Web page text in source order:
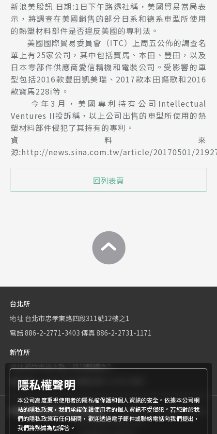
新浪美股訊 日期:1日下午路透社稱，美國貿易當局表
示，將調查在美國銷售的部分日系和德系車型所使用
的熱塑材料部件是否違反美國的專利法。
美國國際貿易委員會（ITC）上周五公佈的調查名
單上有25家公司，其中包括寶馬、本田、豐田，以及
日本零部件供應商愛信精機和電裝公司。受影響的車
型包括2016款豐田凱美瑞、2017款本田謳歌和2016
款寶馬228i等。
今年3月，美國專利持有公司Intellectual
Ventures II投訴稱，以上公司出售的車型所使用的熱
塑材料部件侵犯了其持有的專利。
資料來
源:http://news.sina.com.tw/article/20170501/
回列表頁
台北所
地址 台北市忠孝東路四段311號12樓之1
電話886-2-2771-3403 傳真 886-2-2731-1171
新竹所
地址新竹市東大路二段1號6樓之2
電話886-3-534-9161
商標權屬世界專利有限公司所有© World Patent Limited Company
Inc All Rights Reserved.
隱私權聲明
本公司高度重視使用者的隱私權保護和個人資訊的安全。依據本公司網
站的隱私政策，我們承諾保護使用者的個人資訊不受侵犯。若您對於我
們的隱私政策有任何疑問，歡迎透過電子郵件或聯絡電話向我們提出，
我們將熱誠為您解答。